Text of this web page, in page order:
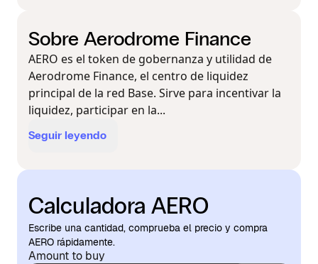
Sobre Aerodrome Finance
AERO es el token de gobernanza y utilidad de
Aerodrome Finance, el centro de liquidez
principal de la red Base. Sirve para incentivar la
liquidez, participar en la...
Seguir leyendo
Calculadora AERO
Escribe una cantidad, comprueba el precio y compra
AERO rápidamente.
Amount to buy